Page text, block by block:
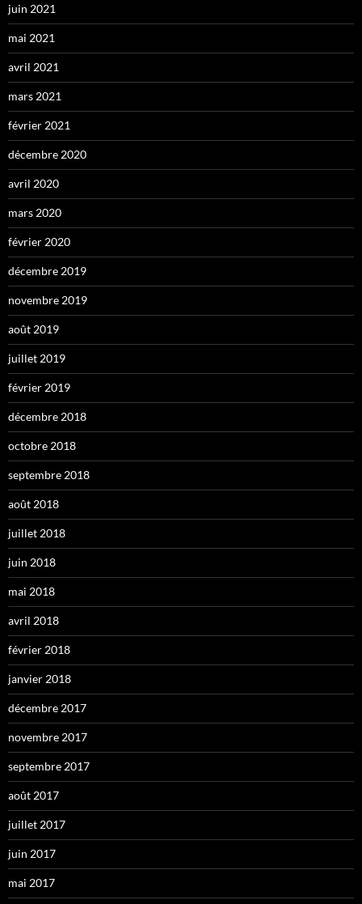
juin 2021
mai 2021
avril 2021
mars 2021
février 2021
décembre 2020
avril 2020
mars 2020
février 2020
décembre 2019
novembre 2019
août 2019
juillet 2019
février 2019
décembre 2018
octobre 2018
septembre 2018
août 2018
juillet 2018
juin 2018
mai 2018
avril 2018
février 2018
janvier 2018
décembre 2017
novembre 2017
septembre 2017
août 2017
juillet 2017
juin 2017
mai 2017